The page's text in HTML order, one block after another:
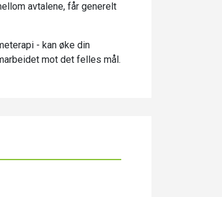
avtalene, får generelt
- kan øke din
mot det felles mål.